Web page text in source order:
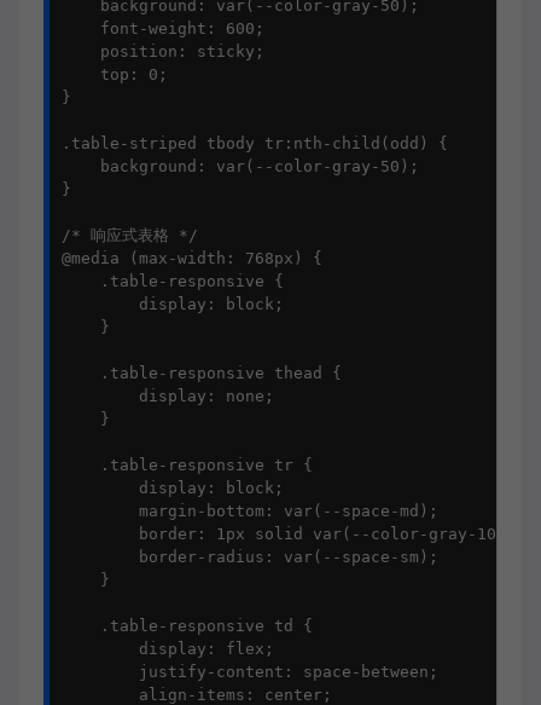
    background: var(--color-gray-50);
    font-weight: 600;
    position: sticky;
    top: 0;
}
.table-striped tbody tr:nth-child(odd) {
    background: var(--color-gray-50);
}
/* 响应式表格 */
@media (max-width: 768px) {
    .table-responsive {
        display: block;
    }
    .table-responsive thead {
        display: none;
    }
    .table-responsive tr {
        display: block;
        margin-bottom: var(--space-md);
        border: 1px solid var(--color-gray-100);
        border-radius: var(--space-sm);
    }
    .table-responsive td {
        display: flex;
        justify-content: space-between;
        align-items: center;